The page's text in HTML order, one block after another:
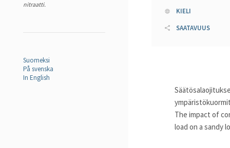
nitraatti.
Suomeksi
På svenska
In English
KIELI
SAATAVUUS
The impact of
load on a sandy